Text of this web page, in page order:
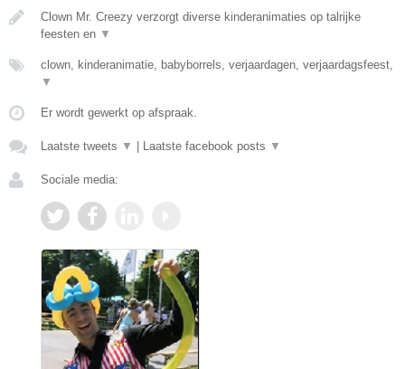
Clown Mr. Creezy verzorgt diverse kinderanimaties op talrijke
feesten en ▼
clown, kinderanimatie, babyborrels, verjaardagen, verjaardagsfeest,
▼
Er wordt gewerkt op afspraak.
Laatste tweets ▼ Laatste facebook posts ▼
Sociale media: